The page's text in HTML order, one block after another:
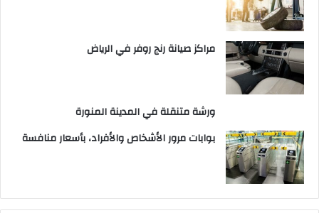
مراكز صيانة رنج روفر في الرياض
ورشة متنقلة في المدينة المنورة
بوابات مرور الأشخاص والأفراد، بأسعار منافسة